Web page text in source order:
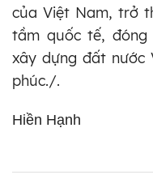
của Việt Nam, trở
tầm quốc tế,
xây dựng đất nước
phúc./.
Hiền Hạnh